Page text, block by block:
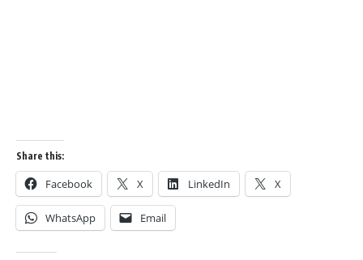
Share this:
Facebook X LinkedIn X
WhatsApp Email